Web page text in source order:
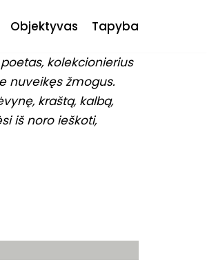
Objektyvas Tapyba
kolekcionierius
nuveikęs žmogus.
kraštą, kalbą,
iš noro ieškoti,